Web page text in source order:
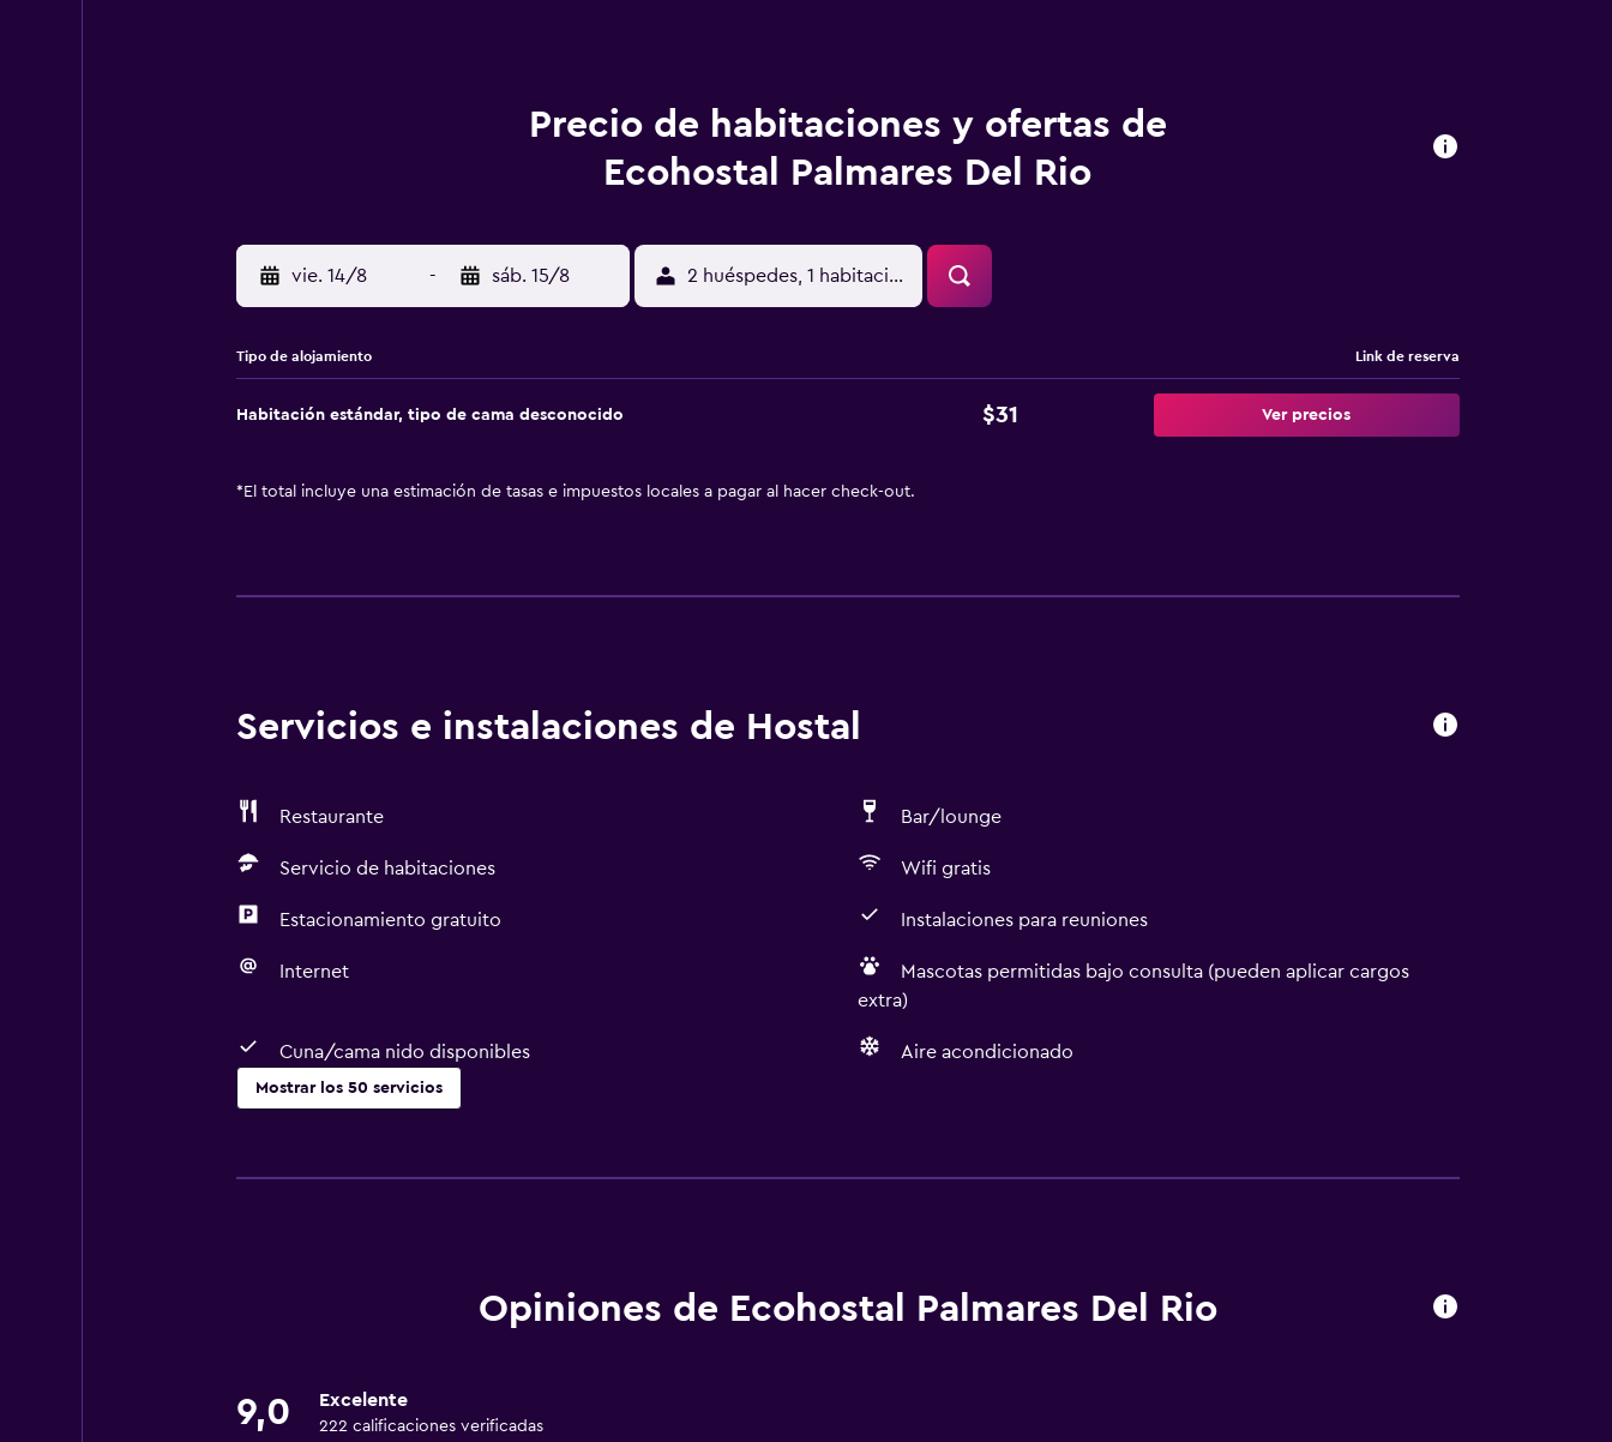
Precio de habitaciones y ofertas de
Ecohostal Palmares Del Rio
vie. 14/8 - sáb. 15/8 2 huéspedes, 1 habitación
Tipo de alojamiento Link de reserva
Habitación estándar, tipo de cama desconocido $31 Ver precios
* El total incluye una estimación de tasas e impuestos locales a pagar al hacer check-out.
Servicios e instalaciones de Hostal
Restaurante Bar/lounge
Servicio de habitaciones Wifi gratis
Estacionamiento gratuito Instalaciones para reuniones
Internet
Mascotas permitidas bajo consulta (pueden aplicar cargos
extra)
Cuna/cama nido disponibles Aire acondicionado
Mostrar los 50 servicios
Wifi gratis
Aire acondicionado
Baño compartido
Aseo
Opiniones de Ecohostal Palmares Del Rio
9,0 Excelente
222 calificaciones verificadas